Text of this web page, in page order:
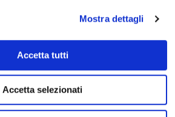
Mostra dettagli
Accetta tutti
Accetta selezionati
Tokyo e i suoi quartieri, Kyoto e i suoi templi e
€ 4.290
SCOPRI